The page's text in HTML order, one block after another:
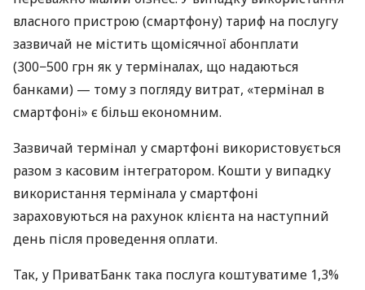
власного пристрою (смартфону) тариф на послугу
зазвичай не містить щомісячної абонплати
(300−500 грн як у терміналах, що надаються
банками) — тому з погляду витрат, «термінал в
смартфоні» є більш економним.
Зазвичай термінал у смартфоні використовується
разом з касовим інтегратором. Кошти у випадку
використання термінала у смартфоні
зараховуються на рахунок клієнта на наступний
день після проведення оплати.
Так, у ПриватБанк така послуга коштуватиме 1,3%